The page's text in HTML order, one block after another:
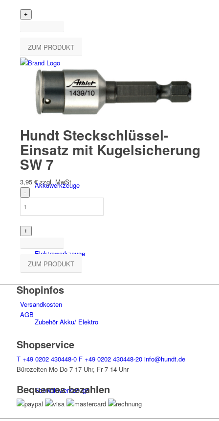
Hand­werk­zeuge
Niet­werk­zeuge
Akkuwerkzeuge
Elektro­werk­zeuge
Zubehör Akku/ Elektro
Schweiß­werk­zeuge
ZUM PRODUKT
Hundt Steckschlüssel-
Einsatz mit Kugelsicherung
SW 7
3,95 € zzgl. MwSt
ZUM PRODUKT
Shopinfos
Versandkosten
AGB
Shopservice
T +49 0202 430448-0 F +49 0202 430448-20 info@hundt.de
Bürozeiten Mo-Do 7-17 Uhr, Fr 7-14 Uhr
Bequemes bezahlen